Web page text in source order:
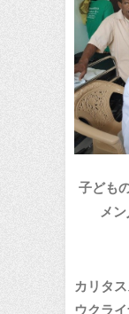
子ども
メ
カリタ
ウクラ